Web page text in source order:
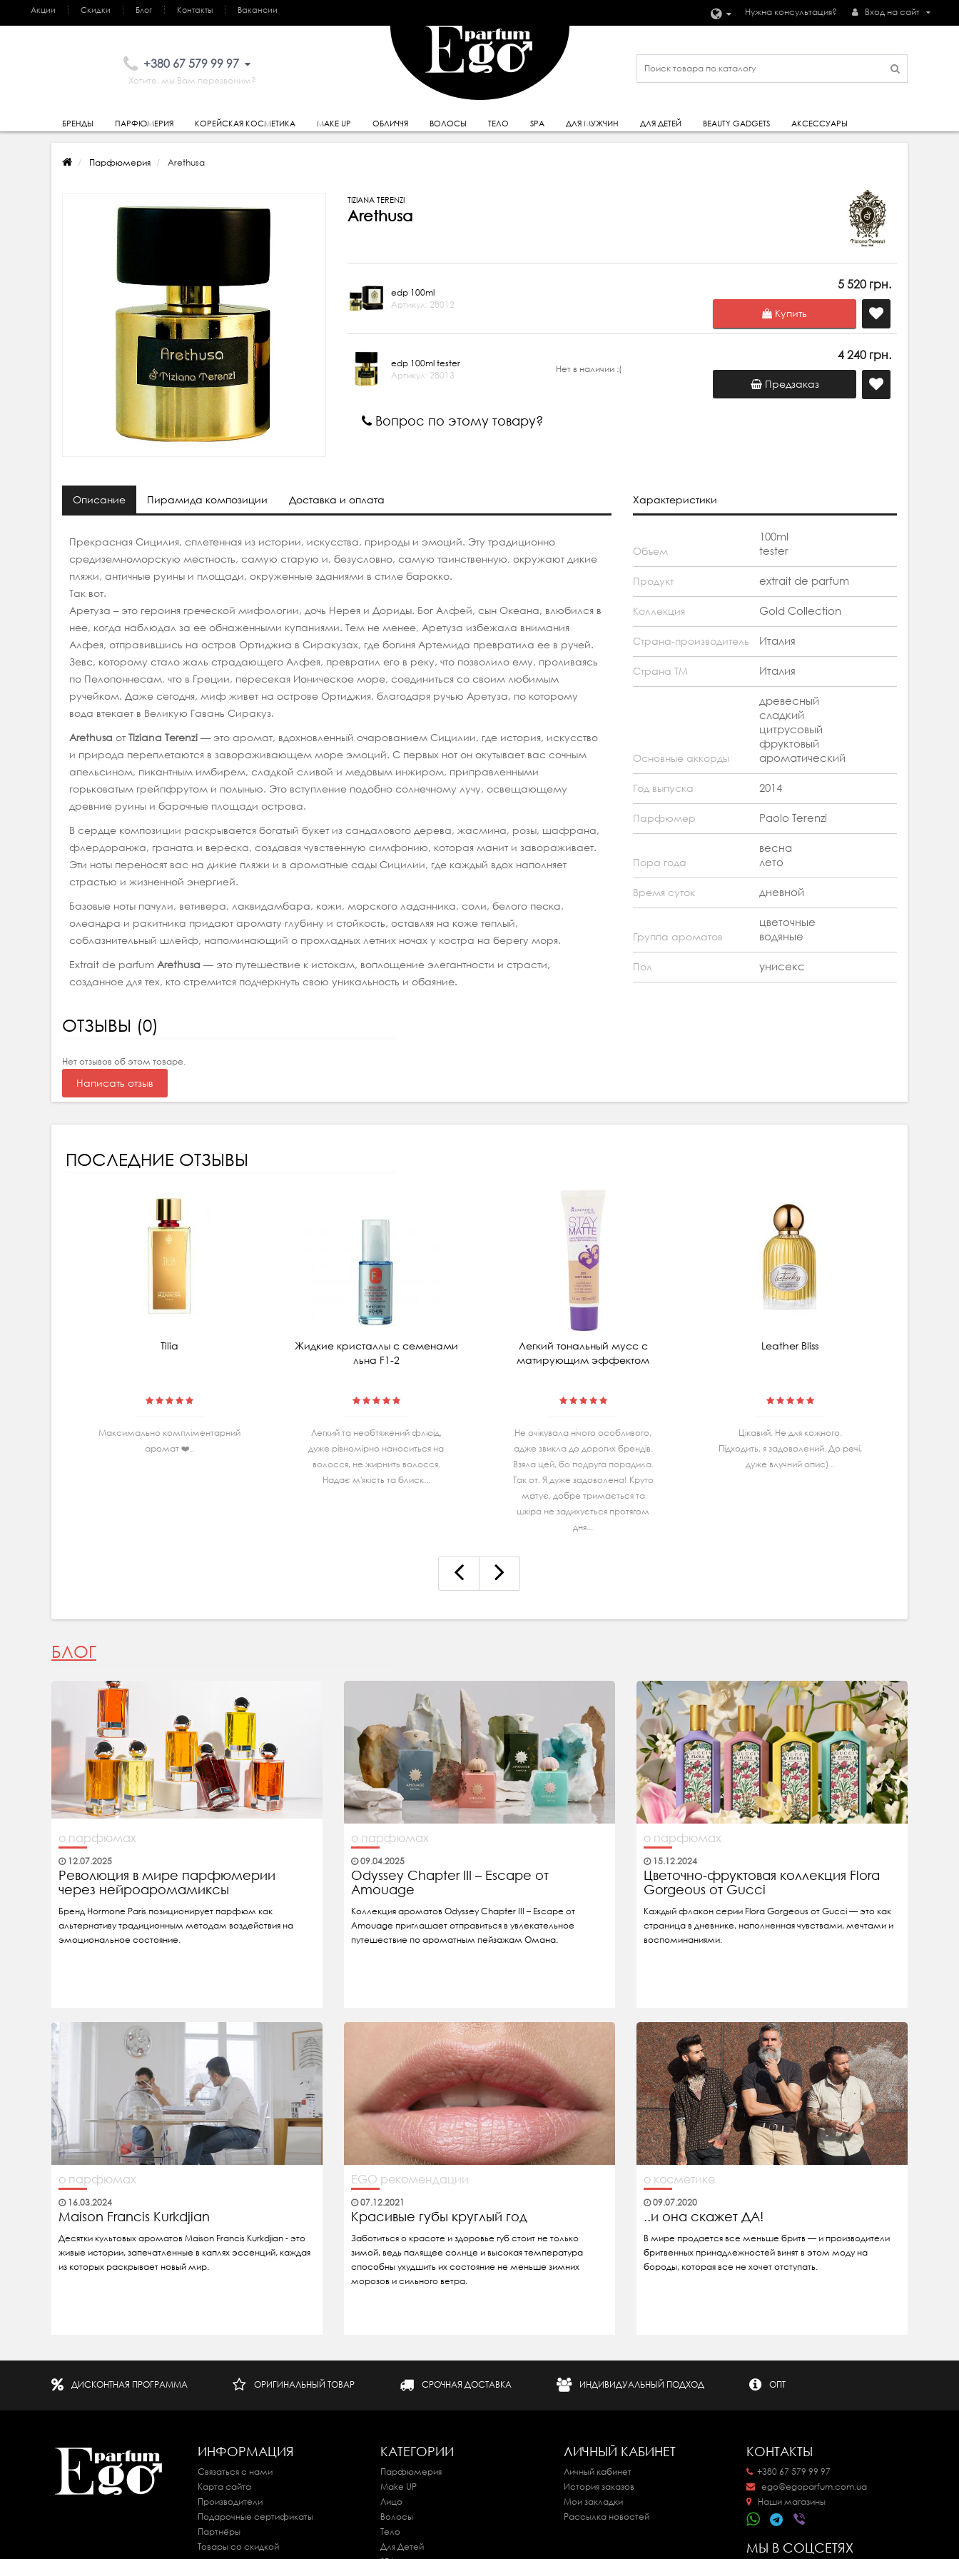
Акции Скидки Блог Контакты Вакансии Нужна консультация? Вход на сайт
+380 67 579 99 97
Хотите, мы Вам перезвоним?
БРЕНДЫ ПАРФЮМЕРИЯ КОРЕЙСКАЯ КОСМЕТИКА MAKE UP ОБЛИЧЧЯ ВОЛОСЫ ТЕЛО SPA ДЛЯ МУЖЧИН ДЛЯ ДЕТЕЙ BEAUTY GADGETS АКСЕССУАРЫ
Парфюмерия Arethusa
TIZIANA TERENZI
Arethusa
edp 100ml
Артикул: 28012
5 520 грн.
Купить
edp 100ml tester
Артикул: 28013
Нет в наличии :(
4 240 грн.
Предзаказ
Вопрос по этому товару?
Описание Пирамида композиции Доставка и оплата
Прекрасная Сицилия, сплетенная из истории, искусства, природы и эмоций. Эту традиционно
средиземноморскую местность, самую старую и, безусловно, самую таинственную, окружают дикие
пляжи, античные руины и площади, окруженные зданиями в стиле барокко.
Так вот.
Аретуза – это героиня греческой мифологии, дочь Нерея и Дориды. Бог Алфей, сын Океана, влюбился в
нее, когда наблюдал за ее обнаженными купаниями. Тем не менее, Аретуза избежала внимания
Алфея, отправившись на остров Ортиджиа в Сиракузах, где богиня Артемида превратила ее в ручей.
Зевс, которому стало жаль страдающего Алфея, превратил его в реку, что позволило ему, проливаясь
по Пелопоннесам, что в Греции, пересекая Ионическое море, соединиться со своим любимым
ручейком. Даже сегодня, миф живет на острове Ортиджия, благодаря ручью Аретуза, по которому
вода втекает в Великую Гавань Сиракуз.
Arethusa от Tiziana Terenzi — это аромат, вдохновленный очарованием Сицилии, где история, искусство
и природа переплетаются в завораживающем море эмоций. С первых нот он окутывает вас сочным
апельсином, пикантным имбирем, сладкой сливой и медовым инжиром, приправленными
горьковатым грейпфрутом и полынью. Это вступление подобно солнечному лучу, освещающему
древние руины и барочные площади острова.
В сердце композиции раскрывается богатый букет из сандалового дерева, жасмина, розы, шафрана,
флердоранжа, граната и вереска, создавая чувственную симфонию, которая манит и завораживает.
Эти ноты переносят вас на дикие пляжи и в ароматные сады Сицилии, где каждый вдох наполняет
страстью и жизненной энергией.
Базовые ноты пачули, ветивера, лаквидамбара, кожи, морского ладанника, соли, белого песка,
олеандра и ракитника придают аромату глубину и стойкость, оставляя на коже теплый,
соблазнительный шлейф, напоминающий о прохладных летних ночах у костра на берегу моря.
Extrait de parfum Arethusa — это путешествие к истокам, воплощение элегантности и страсти,
созданное для тех, кто стремится подчеркнуть свою уникальность и обаяние.
Характеристики
Объем
100ml
tester
Продукт extrait de parfum
Коллекция Gold Collection
Страна-производитель Италия
Страна ТМ Италия
Основные аккорды
древесный
сладкий
цитрусовый
фруктовый
ароматический
Год выпуска 2014
Парфюмер Paolo Terenzi
Пора года
весна
лето
Время суток дневной
Группа ароматов
цветочные
водяные
Пол унисекс
ОТЗЫВЫ (0)
Нет отзывов об этом товаре.
Написать отзыв
ПОСЛЕДНИЕ ОТЗЫВЫ
Tilia
Максимально комплiментарний
аромат ❤️..
Жидкие кристаллы с семенами
льна F1-2
Легкий та необтяжений флюід,
дуже рівномірно наноситься на
волосся, не жирнить волосся.
Надає м'якість та блиск...
Легкий тональный мусс с
матирующим эффектом
Не очiкувала нiчого особливого,
адже звикла до дорогих брендiв.
Взяла цей, бо подруга порадила.
Так от. Я дуже задоволена! Круто
матує, добре тримається та
шкiра не задихується протягом
дня...
Leather Bliss
Цiкавий. Не для кожного.
Підходить, я задоволений. До речі,
дуже влучний опис) ..
БЛОГ
о парфюмах
12.07.2025
Революция в мире парфюмерии
через нейроаромамиксы
Бренд Hormone Paris позиционирует парфюм как
альтернативу традиционным методам воздействия на
эмоциональное состояние.
о парфюмах
09.04.2025
Odyssey Chapter III – Escape от
Amouage
Коллекция ароматов Odyssey Chapter III – Escape от
Amouage приглашает отправиться в увлекательное
путешествие по ароматным пейзажам Омана.
о парфюмах
15.12.2024
Цветочно-фруктовая коллекция Flora
Gorgeous от Gucci
Каждый флакон серии Flora Gorgeous от Gucci — это как
страница в дневнике, наполненная чувствами, мечтами и
воспоминаниями.
о парфюмах
16.03.2024
Maison Francis Kurkdjian
Десятки культовых ароматов Maison Francis Kurkdjian - это
живые истории, запечатленные в каплях эссенций, каждая
из которых раскрывает новый мир.
EGO рекомендации
07.12.2021
Красивые губы круглый год
Заботиться о красоте и здоровье губ стоит не только
зимой, ведь палящее солнце и высокая температура
способны ухудшить их состояние не меньше зимних
морозов и сильного ветра.
о косметике
09.07.2020
..и она скажет ДА!
В мире продается все меньше бритв — и производители
бритвенных принадлежностей винят в этом моду на
бороды, которая все не хочет отступать.
ДИСКОНТНАЯ ПРОГРАММА ОРИГИНАЛЬНЫЙ ТОВАР СРОЧНАЯ ДОСТАВКА ИНДИВИДУАЛЬНЫЙ ПОДХОД ОПТ
ИНФОРМАЦИЯ
Связаться с нами
Карта сайта
Производители
Подарочные сертификаты
Партнёры
Товары со скидкой
КАТЕГОРИИ
Парфюмерия
Make UP
Лицо
Волосы
Тело
Для Детей
ЛИЧНЫЙ КАБИНЕТ
Личный кабинет
История заказов
Мои закладки
Рассылка новостей
КОНТАКТЫ
+380 67 579 99 97
ego@egoparfum.com.ua
Наши магазины
МЫ В СОЦСЕТЯХ